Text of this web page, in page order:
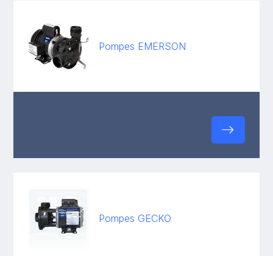
Pompes EMERSON
Pompes GECKO